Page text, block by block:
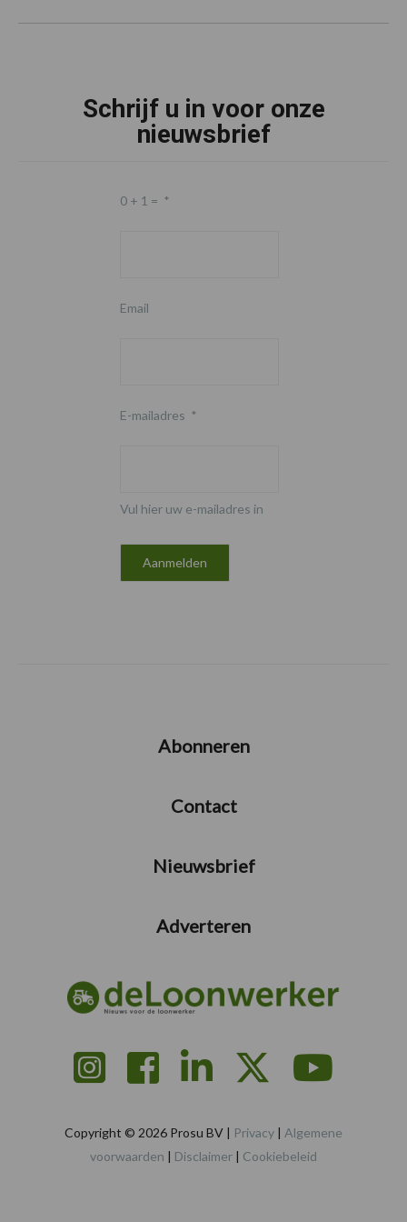
Schrijf u in voor onze
nieuwsbrief
0 + 1 = *
Email
E-mailadres *
Vul hier uw e-mailadres in
Abonneren
Contact
Nieuwsbrief
Adverteren
Copyright © 2026 Prosu BV | Privacy | Algemene
voorwaarden | Disclaimer | Cookiebeleid